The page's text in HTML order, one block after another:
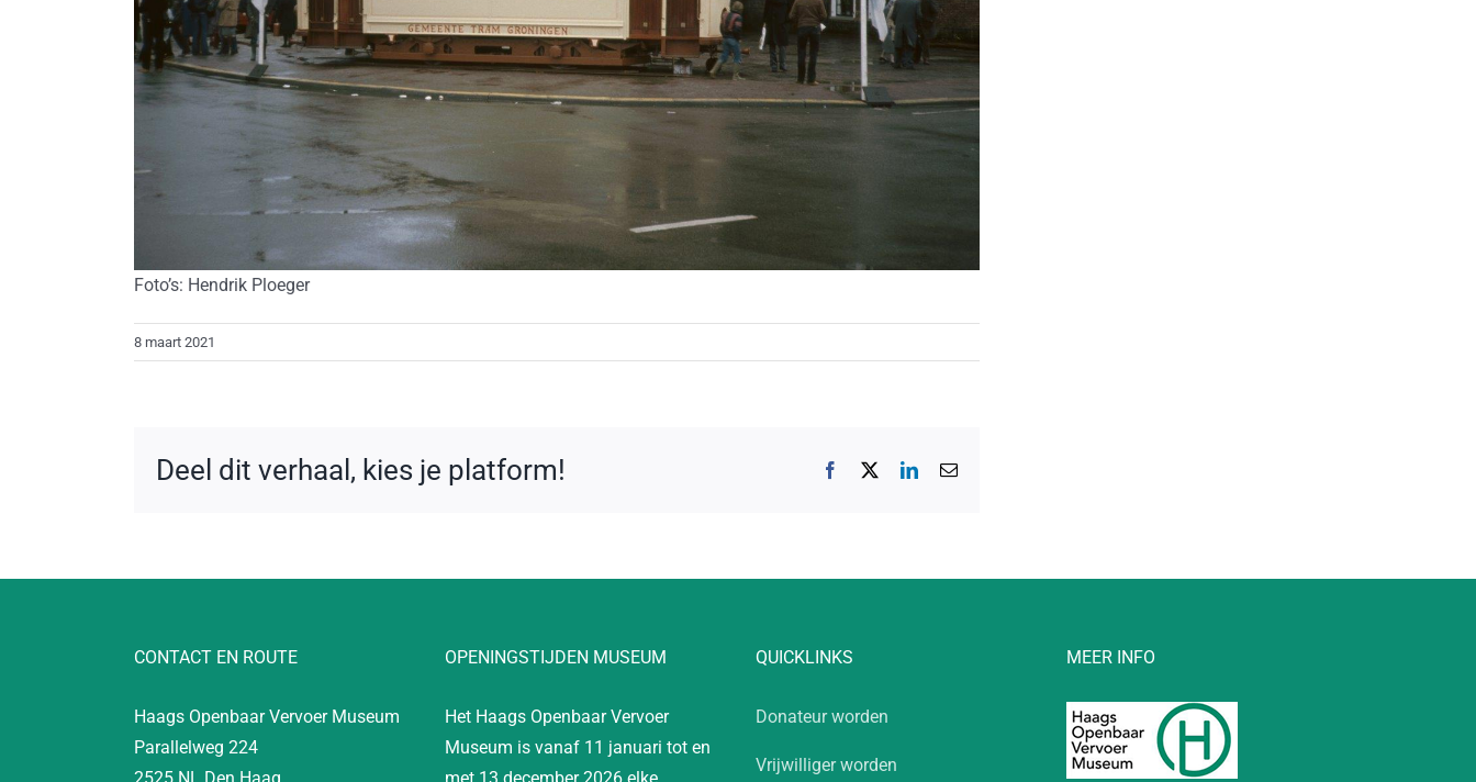
Foto’s: Hendrik Ploeger
8 maart 2021
Deel dit verhaal, kies je platform! Facebook LinkedIn
E-
CONTACT EN ROUTE
Haags Openbaar Vervoer Museum
Parallelweg 224
OPENINGSTIJDEN MUSEUM
Het Haags Openbaar Vervoer
Museum is vanaf 11 januari tot en
QUICKLINKS
Donateur worden
Vrijwilliger worden
MEER INFO